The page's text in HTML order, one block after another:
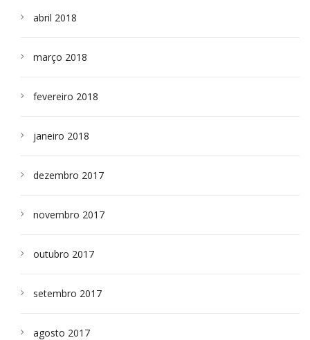
abril 2018
março 2018
fevereiro 2018
janeiro 2018
dezembro 2017
novembro 2017
outubro 2017
setembro 2017
agosto 2017